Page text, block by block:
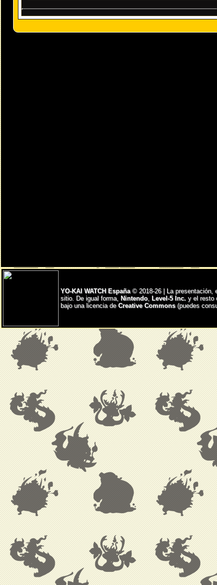
YO-KAI WATCH España © 2018-26 | La presentación,
sitio. De igual forma, Nintendo, Level-5 Inc. y el resto
bajo una licencia de Creative Commons(puedes